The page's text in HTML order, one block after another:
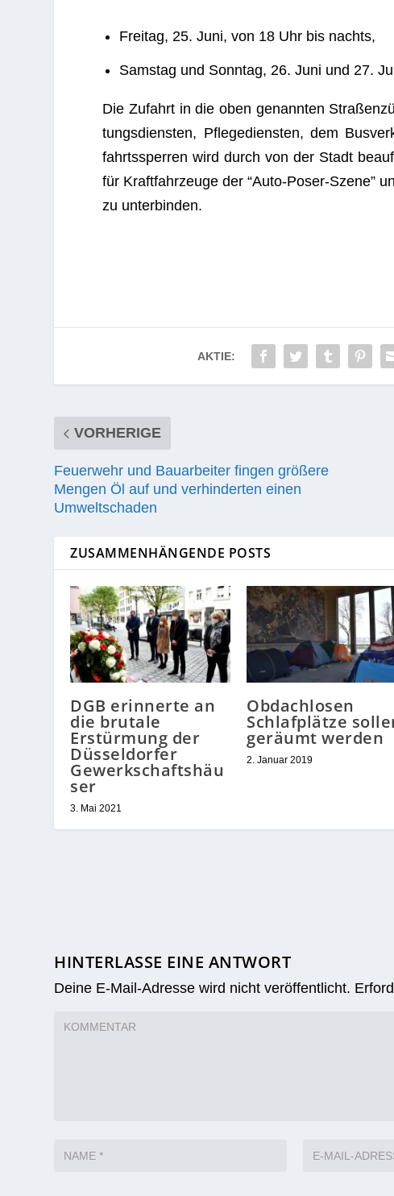
Frei­tag, 25. Juni, von 18 Uhr bis nachts,
Sams­tag und Sonn­tag, 26. Juni und 27.
Die Zufahrt in die oben genann­ten
tungs­diens­ten, Pfle­ge­diens­ten, dem
fahrts­sper­ren wird durch von der Stadt
für Kraft­fahr­zeuge der “Auto-Poser-Szene”
zu unterbinden.
AKTIE:
VORHERIGE
Feuerwehr und Bauarbeiter fingen größere
Mengen Öl auf und verhinderten einen
Umweltschaden
ZUSAMMENHÄNGENDE POSTS
DGB erinnerte an
die brutale
Erstürmung der
Düsseldorfer
Gewerkschaftshäu
ser
3. Mai 2021
Obdachlosen
Schlafplätze
geräumt werden
2. Januar 2019
HINTERLASSE EINE ANTWORT
Deine E-Mail-Adresse wird nicht veröffentlicht.